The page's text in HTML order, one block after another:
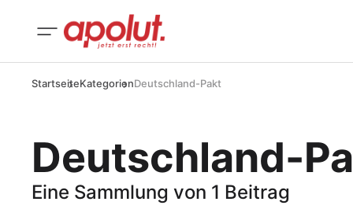
StartseiteKategorienDeutschland-Pakt
Deutschland-
Eine Sammlung von 1 Beitrag